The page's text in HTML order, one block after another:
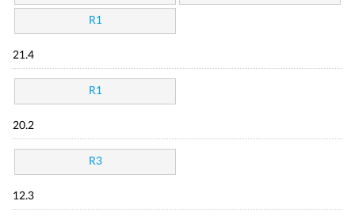
R1
21.4
R1
20.2
R3
12.3